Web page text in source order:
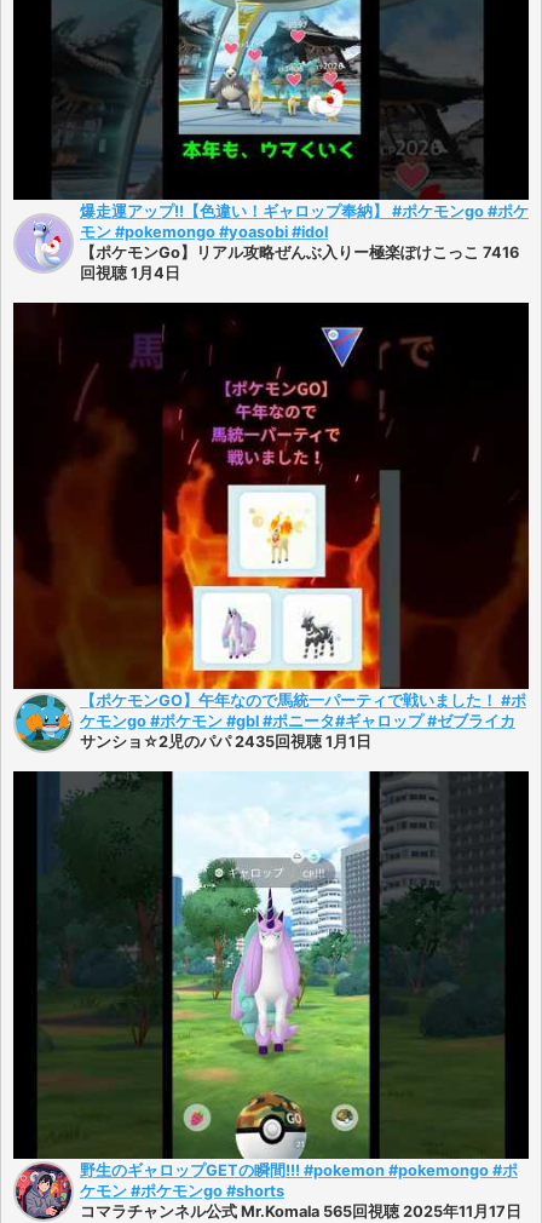
爆走運アップ!!【色違い！ギャロップ奉納】 #ポケモンgo #ポケ
モン #pokemongo #yoasobi #idol
【ポケモンGo】リアル攻略ぜんぶ入りー極楽ぽけこっこ 7416
回視聴 1月4日
【ポケモンGO】午年なので馬統一パーティで戦いました！ #ポ
ケモンgo #ポケモン #gbl #ポニータ#ギャロップ #ゼブライカ
サンショ☆2児のパパ 2435回視聴 1月1日
野生のギャロップGETの瞬間!!! #pokemon #pokemongo #ポ
ケモン #ポケモンgo #shorts
コマラチャンネル公式 Mr.Komala 565回視聴 2025年11月17日